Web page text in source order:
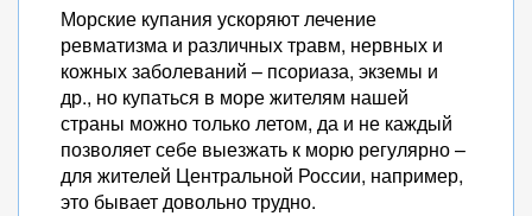
Морские купания ускоряют лечение
ревматизма и различных травм, нервных и
кожных заболеваний – псориаза, экземы и
др., но купаться в море жителям нашей
страны можно только летом, да и не каждый
позволяет себе выезжать к морю регулярно –
для жителей Центральной России, например,
это бывает довольно трудно.